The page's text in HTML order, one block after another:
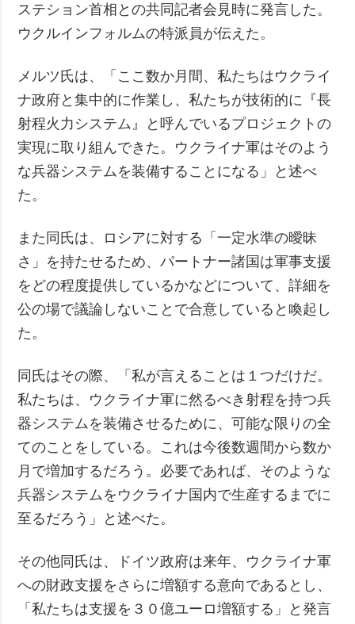
ステション首相との共同記者会見時に発言した。
ウクルインフォルムの特派員が伝えた。
メルツ氏は、「ここ数か月間、私たちはウクライ
ナ政府と集中的に作業し、私たちが技術的に『長
射程火力システム』と呼んでいるプロジェクトの
実現に取り組んできた。ウクライナ軍はそのよう
な兵器システムを装備することになる」と述べ
た。
また同氏は、ロシアに対する「一定水準の曖昧
さ」を持たせるため、パートナー諸国は軍事支援
をどの程度提供しているかなどについて、詳細を
公の場で議論しないことで合意していると喚起し
た。
同氏はその際、「私が言えることは１つだけだ。
私たちは、ウクライナ軍に然るべき射程を持つ兵
器システムを装備させるために、可能な限りの全
てのことをしている。これは今後数週間から数か
月で増加するだろう。必要であれば、そのような
兵器システムをウクライナ国内で生産するまでに
至るだろう」と述べた。
その他同氏は、ドイツ政府は来年、ウクライナ軍
への財政支援をさらに増額する意向であるとし、
「私たちは支援を３０億ユーロ増額する」と発言